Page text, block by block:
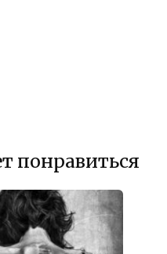
понравиться